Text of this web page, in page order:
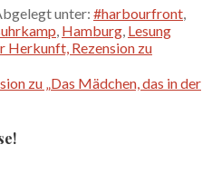
unter: #harbourfront
Hamburg Lesung
Herkunft, Rezension zu
zu „Das Mädchen, das in der